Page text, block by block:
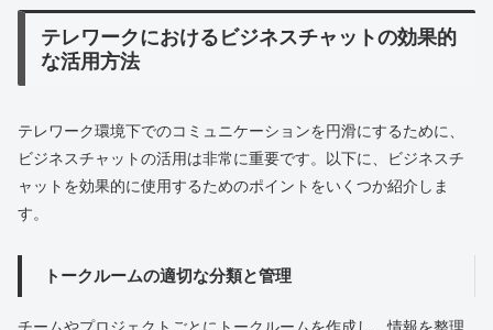
テレワークにおけるビジネスチャットの効果的
な活用方法
テレワーク環境下でのコミュニケーションを円滑にするために、
ビジネスチャットの活用は非常に重要です。以下に、ビジネスチ
ャットを効果的に使用するためのポイントをいくつか紹介しま
す。
トークルームの適切な分類と管理